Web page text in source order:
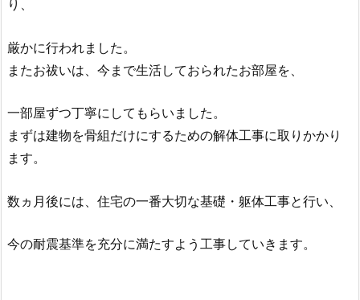
り、
厳かに行われました。
またお祓いは、今まで生活しておられたお部屋を、
一部屋ずつ丁寧にしてもらいました。
まずは建物を骨組だけにするための解体工事に取りかかり
ます。
数ヵ月後には、住宅の一番大切な基礎・躯体工事と行い、
今の耐震基準を充分に満たすよう工事していきます。